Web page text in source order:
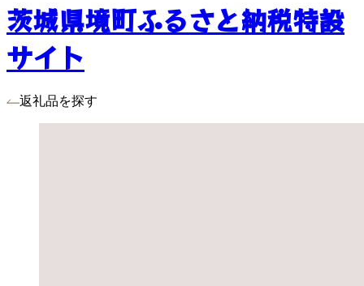
茨城県境町ふるさと納税特設
サイト
返礼品を探す